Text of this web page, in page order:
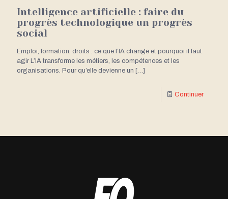
Intelligence artificielle : faire du
progrès technologique un progrès
social
Emploi, formation, droits : ce que l’IA change et pourquoi il faut
agir L’IA transforme les métiers, les compétences et les
organisations. Pour qu’elle devienne un […]
Continuer